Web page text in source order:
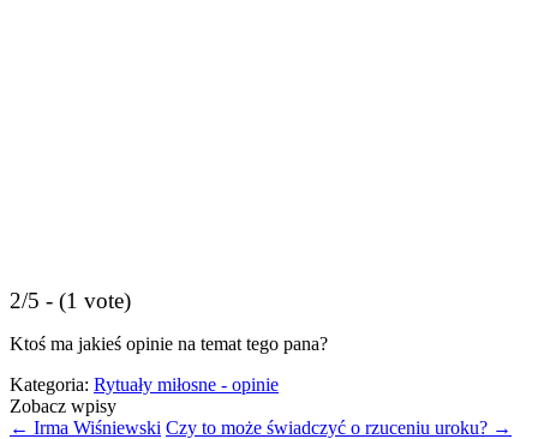
2/5 - (1 vote)
Ktoś ma jakieś opinie na temat tego pana?
Kategoria: Rytuały miłosne - opinie
Zobacz wpisy
← Irma Wiśniewski Czy to może świadczyć o rzuceniu uroku? →